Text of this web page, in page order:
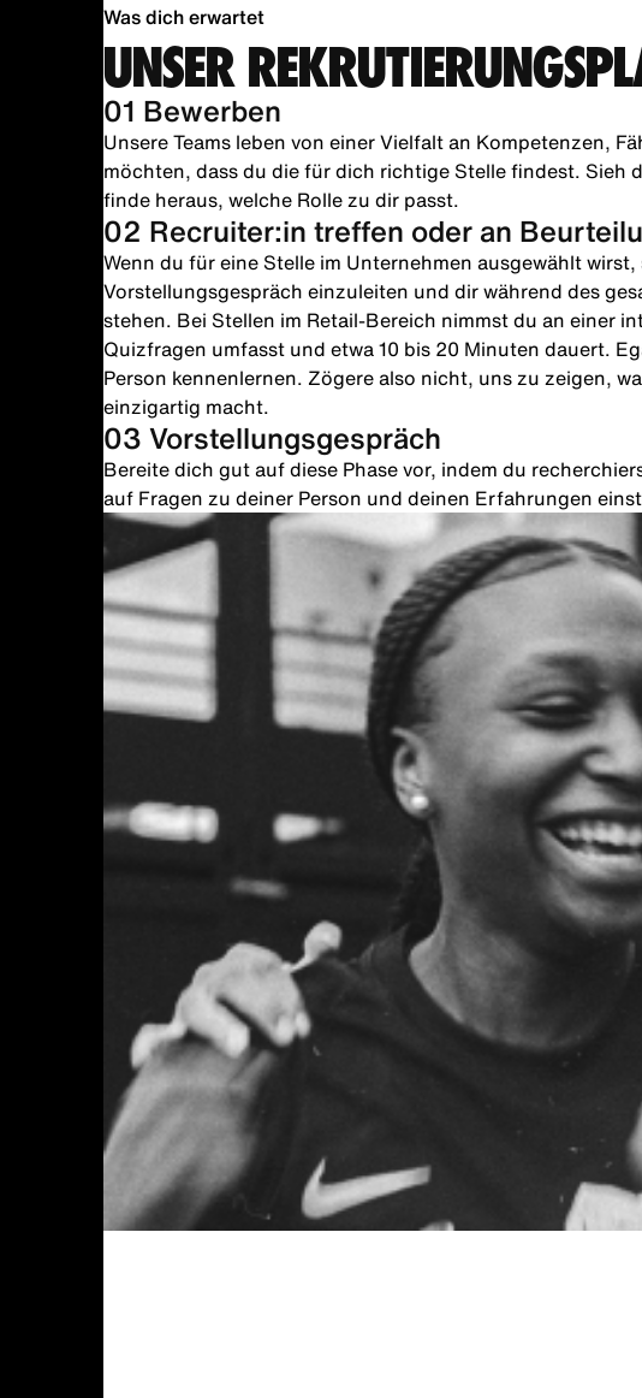
Was dich erwartet
UNSER
01 Bewerben
Unsere Teams leben von einer Vielfalt an Kompetenzen,
möchten, dass du die für dich richtige Stelle findest. Sieh
finde heraus, welche Rolle zu dir passt.
02 Recruiter:in treffen oder an
Wenn du für eine Stelle im Unternehmen ausgewählt
Vorstellungsgespräch einzuleiten und dir während des
stehen. Bei Stellen im Retail-Bereich nimmst du an einer
Quizfragen umfasst und etwa 10 bis 20 Minuten dauert.
Person kennenlernen. Zögere also nicht, uns zu zeigen,
einzigartig macht.
03 Vorstellungsgespräch
Bereite dich gut auf diese Phase vor, indem du
auf Fragen zu deiner Person und deinen Erfahrungen